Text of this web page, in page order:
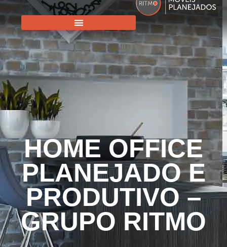
HOME OFFICE
PLANEJADO E
PRODUTIVO –
GRUPO RITMO